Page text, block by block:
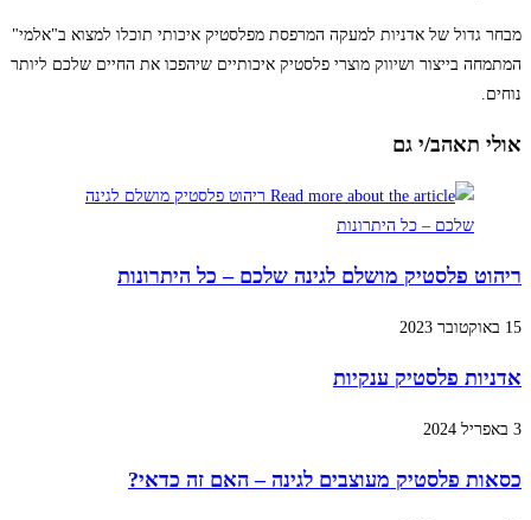
מבחר גדול של אדניות למעקה המרפסת מפלסטיק איכותי תוכלו למצוא ב"אלמי"
המתמחה בייצור ושיווק מוצרי פלסטיק איכותיים שיהפכו את החיים שלכם ליותר
נוחים.
אולי תאהב/י גם
ריהוט פלסטיק מושלם לגינה שלכם – כל היתרונות
15 באוקטובר 2023
אדניות פלסטיק ענקיות
3 באפריל 2024
כסאות פלסטיק מעוצבים לגינה – האם זה כדאי?